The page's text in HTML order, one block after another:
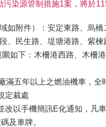
染源管制措施1案，將於
如附件）：安定東路、烏
、民生路、堤塘港路、紫
如下：木柵港西路、木柵
五年以上之燃油機車，
定裁處
以手機簡訊E化通知，凡
及車牌。